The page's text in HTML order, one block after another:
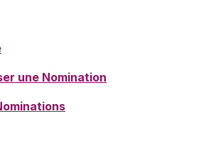
une Nomination